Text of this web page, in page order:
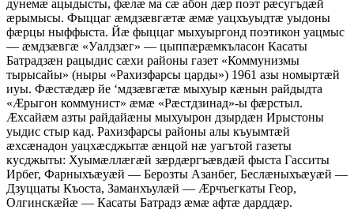
дунемæ ацыдысты, фæлæ ма сæ абон дæр поэт рæсугъдæй
æрымысы. Фыццаг æмдзæвгæтæ æмæ уацхъуыдтæ уыдоны
фæрцы ныффыста. Йæ фыццаг мыхуыргонд поэтикон уацмыс
— æмдзæвгæ «Уалдзæг» — цыппæрæмкъласон Касаты
Батрадзæн рацыдис сæхи районы газет «Коммунизмы
тырысайы» (ныры «Рахизфарсы царды») 1961 азы номыртæй
иуы. Фæстæдæр йе ‘мдзæвгæтæ мыхуыр кæнын райдыдта
«Æрыгон коммунист» æмæ «Рæстдзинад»-ы фæрстыл.
Æхсайæм азты райдайæны мыхуырон дзырдæн Ирыстоны
уыдис стыр кад. Рахизфарсы районы алы къуымтæй
æхсæнадон уацхæсджытæ æнцой нæ уагътой газеты
кусджыты: Хуымæллæгæй зæрдæргъæвдæй фыста Гасситы
Ирбег, Фарныхъæуæй — Берозты Азанбег, Беслæныхъæуæй —
Дзуццаты Къоста, Заманхъулæй — Æрчъегкаты Геор,
Олгинскæйæ — Касаты Батрадз æмæ афтæ дарддæр.